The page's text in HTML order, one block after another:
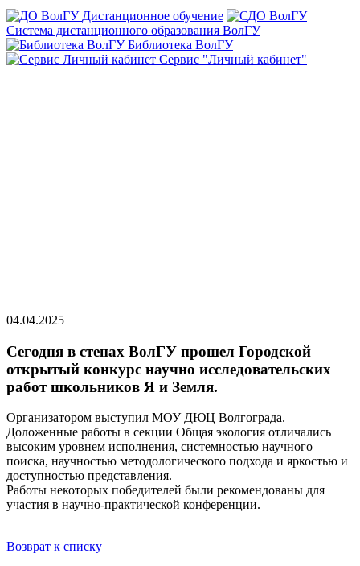
Дистанционное обучение
Система дистанционного образования ВолГУ
Библиотека ВолГУ
Сервис "Личный кабинет"
04.04.2025
Сегодня в стенах ВолГУ прошел Городской
открытый конкурс научно исследовательских
работ школьников Я и Земля.
Организатором выступил МОУ ДЮЦ Волгограда.
Доложенные работы в секции Общая экология отличались
высоким уровнем исполнения, системностью научного
поиска, научностью методологического подхода и яркостью и
доступностью представления.
Работы некоторых победителей были рекомендованы для
участия в научно-практической конференции.
Возврат к списку